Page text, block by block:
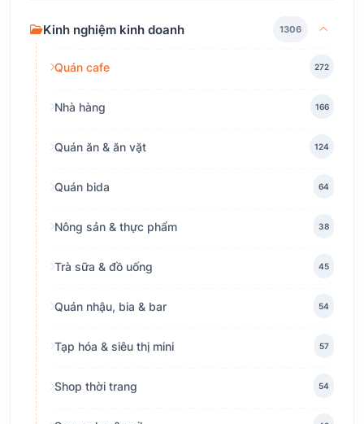
Kinh nghiệm kinh doanh 1306
Quán cafe 272
Nhà hàng 166
Quán ăn & ăn vặt 124
Quán bida 64
Nông sản & thực phẩm 38
Trà sữa & đồ uống 45
Quán nhậu, bia & bar 54
Tạp hóa & siêu thị mini 57
Shop thời trang 54